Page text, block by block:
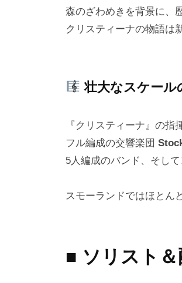
森のざわめきを背景に、
クリスティーナの物語は
壮大なスケール
『クリスティーナ』の指
フル編成の交響楽団
5人編成のバンド、そし
スモーランドではほとん
■ ソリスト＆